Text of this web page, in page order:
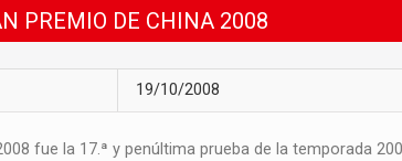
PREMIO DE CHINA 2008
19/10/2008
fue la 17.ª y penúltima prueba de la temporada